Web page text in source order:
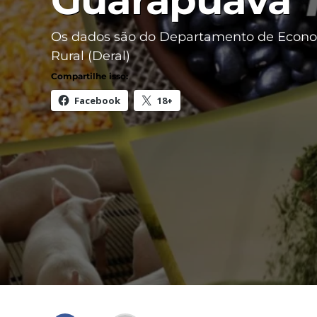
Os dados são do Departamento de
Rural (Deral)
Compartilhe isso:
Facebook 18+